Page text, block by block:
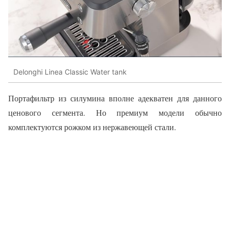
Delonghi Linea Classic Water tank
Портафильтр из силумина вполне адекватен для данного
ценового сегмента. Но премиум модели обычно
комплектуются рожком из нержавеющей стали.